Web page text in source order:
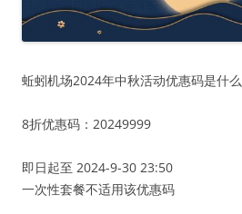
蚯蚓机场2024年中秋活动优惠码是什么
8折优惠码：20249999
即日起至 2024-9-30 23:50
一次性套餐不适用该优惠码